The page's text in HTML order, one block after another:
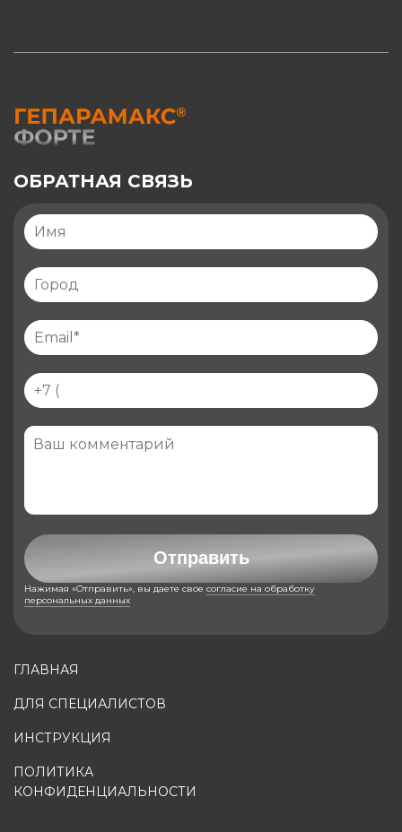
ГЛАВНАЯ
ДЛЯ СПЕЦИАЛИСТОВ
ИНСТРУКЦИЯ
ПОЛИТИКА
КОНФИДЕНЦИАЛЬНОСТИ
ОБРАТНАЯ СВЯЗЬ
Отправить
Нажимая «Отправить», вы даете свое согласие на обработку
персональных данных